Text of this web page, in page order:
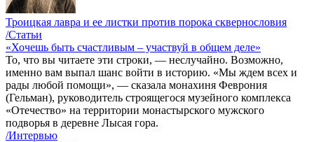
Троицкая лавра и ее листки против порока сквернословия
/Статьи
«Хочешь быть счастливым – участвуй в общем деле»
То, что вы читаете эти строки, — неслучайно. Возможно,
именно вам выпал шанс войти в историю. «Мы ждем всех и
рады любой помощи», — сказала монахиня Феврония
(Гельман), руководитель строящегося музейного комплекса
«Отечество» на территории монастырского мужского
подворья в деревне Лысая гора.
/Интервью